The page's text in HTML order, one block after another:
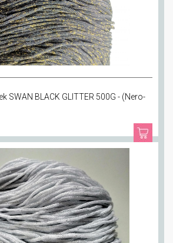
SWAN BLACK GLITTER 500G - (Nero-